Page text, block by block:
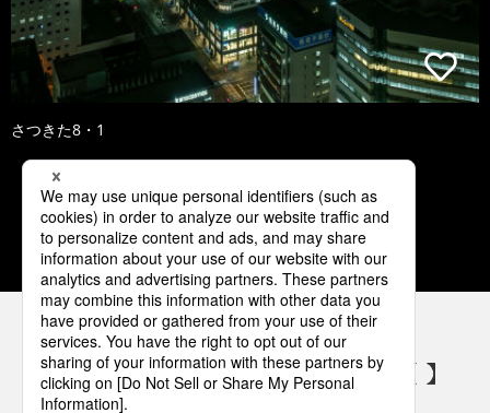
さつきた8・1
1 2 3 4 5
パナソニックの電気設備 SNSアカウント